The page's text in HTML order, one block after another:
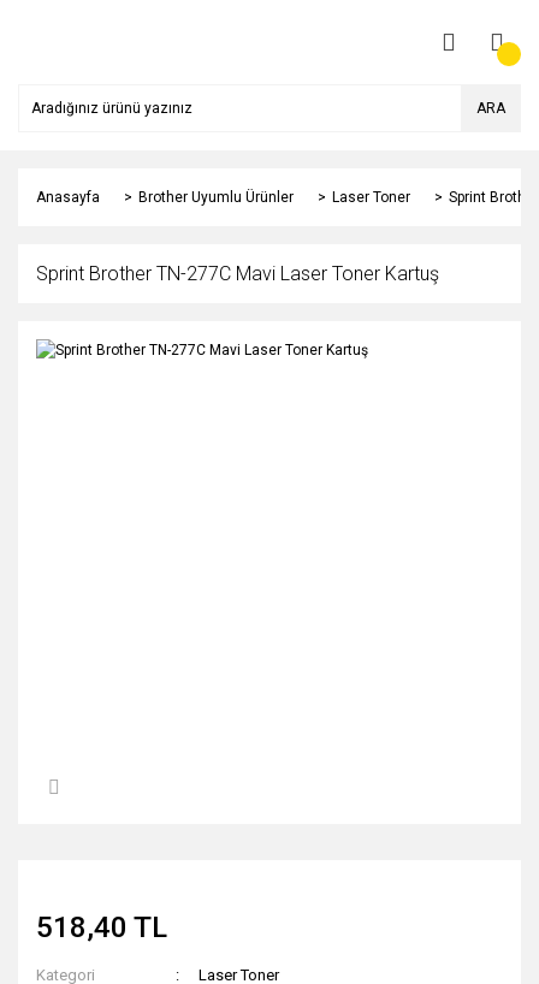
ARA
Anasayfa Brother Uyumlu Ürünler Laser Toner Sprint
Sprint Brother TN-277C Mavi Laser Toner Kartuş
518,40 TL
Kategori
Laser Toner